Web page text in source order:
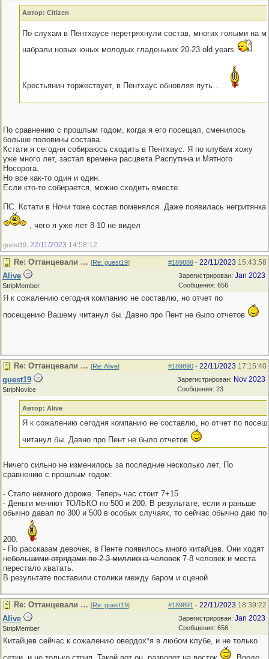
Автор: Citizen
По слухам в Пентхаусе перетряхнули состав, многих голыми на
набрали новых юных молодых гладеньких 20-23 old years
Крестьянин торжествует, в Пентхаус обновляя путь…
По сравнению с прошлым годом, когда я его посещал, сменилось
больше половины состава.
Кстати я сегодня собираюсь сходить в Пентхаус. Я по клубам хожу
уже много лет, застал времена расцвета Распутина и Мятного
Носорога.
Но все как-то один и один.
Если кто-то собирается, можно сходить вместе.
ПС. Кстати в Ночи тоже состав поменялся. Даже появилась негритянка
, чего я уже лет 8-10 не видел
guest19; 22/11/2023 14:58:12
#189889 - 22/11/2023 15:43:58
Re: Оттанцевали … [Re: guest19]
Зарегистрирован: Jan 2023
Сообщения: 656
Alive
StripMember
Я к сожалению сегодня компанию не составлю, но отчет по
посещению Вашему читанул бы. Давно про Пент не было отчетов
#189890 - 22/11/2023 17:15:40
Re: Оттанцевали … [Re: Alive]
Зарегистрирован: Nov 2023
Сообщения: 23
guest19
StripNovice
Автор: Alive
Я к сожалению сегодня компанию не составлю, но отчет по
читанул бы. Давно про Пент не было отчетов
Ничего сильно не изменилось за последние несколько лет. По
сравнению с прошлым годом:
- Стало немного дороже. Теперь час стоит 7+15
- Деньги меняют ТОЛЬКО по 500 и 200. В результате, если я раньше
обычно давал по 300 и 500 в особых случаях, то сейчас обычно даю по
200.
- По рассказам девочек, в Пенте появилось много китайцев. Они ходят
небольшими отрядами по 2-3 миллиона человек 7-8 человек и места
перестало хватать.
В результате поставили столики между баром и сценой
#189891 - 22/11/2023 18:39:22
Re: Оттанцевали … [Re: guest19]
Зарегистрирован: Jan 2023
Сообщения: 656
Alive
StripMember
Китайцев сейчас к сожалению овердох*я в любом клубе, и не только